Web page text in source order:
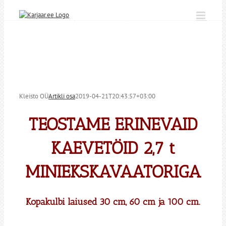
Kleisto OÜArtikli osa2019-04-21T20:43:57+03:00
TEOSTAME ERINEVAID
KAEVETÖID 2,7 t
MINIEKSKAVAATORIGA
Kopakulbi laiused 30 cm, 60 cm ja 100 cm.